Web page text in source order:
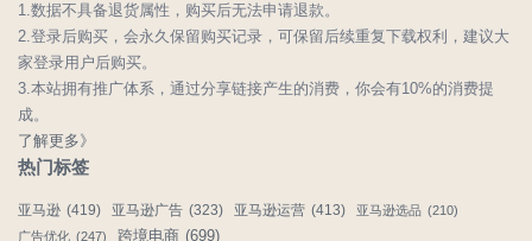
1.数据不具备退货属性，购买后无法申请退款。
2.登录后购买，会永久保留购买记录，可保留后续重复下载权利，建议大
家登录用户后购买。
3.本站拥有推广体系，通过分享链接产生的消费，你会有10%的消费提
成。
了解更多》
热门标签
亚马逊 (419) 亚马逊广告 (323) 亚马逊运营 (413) 亚马逊选品 (210)
广告优化 (247) 跨境电商 (699)